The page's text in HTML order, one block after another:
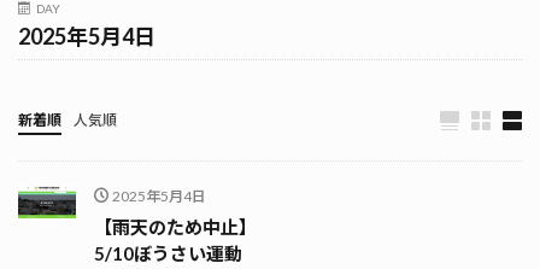
DAY
2025年5月4日
新着順 人気順
2025年5月4日
【雨天のため中止】
5/10ぼうさい運動